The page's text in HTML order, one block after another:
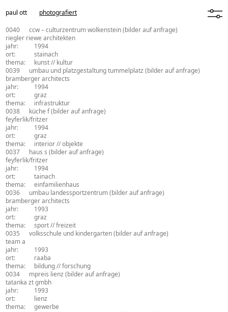
paul ott photografiert
0040
ccw – culturzentrum wolkenstein(bilder auf anfrage)
architekturbüro:
riegler riewe architekten
jahr:
1994
ort:
stainach
thema:
kunst // kultur
0039
umbau und platzgestaltung tummelplatz (bilder auf anfrage)
architekturbüro:
bramberger architects
jahr:
1994
ort:
graz
thema:
infrastruktur
0038
küche f(bilder auf anfrage)
architekturbüro:
feyferlik/fritzer
jahr:
1994
ort:
graz
thema:
interior // objekte
0037
haus s (bilder auf anfrage)
architekturbüro:
feyferlik/fritzer
jahr:
1994
ort:
tainach
thema:
einfamilienhaus
0036
umbau landessportzentrum(bilder auf anfrage)
architekturbüro:
bramberger architects
jahr:
1993
ort:
graz
thema:
sport // freizeit
0035
volksschule und kindergarten(bilder auf anfrage)
architekturbüro:
team a
jahr:
1993
ort:
raaba
thema:
bildung // forschung
0034
mpreis lienz (bilder auf anfrage)
architekturbüro:
tatanka zt gmbh
jahr:
1993
ort:
lienz
thema:
gewerbe